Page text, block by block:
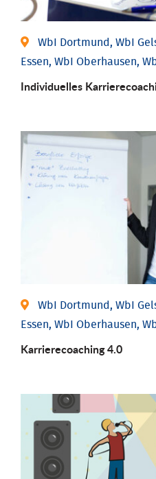
WbI Dortmund, WbI
Essen, WbI Oberhausen,
Individu­elles
WbI Dortmund, WbI
Essen, WbI Oberhausen,
Karriere­coaching 4.0